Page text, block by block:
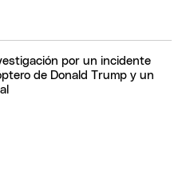
por un incidente
de Donald Trump y un